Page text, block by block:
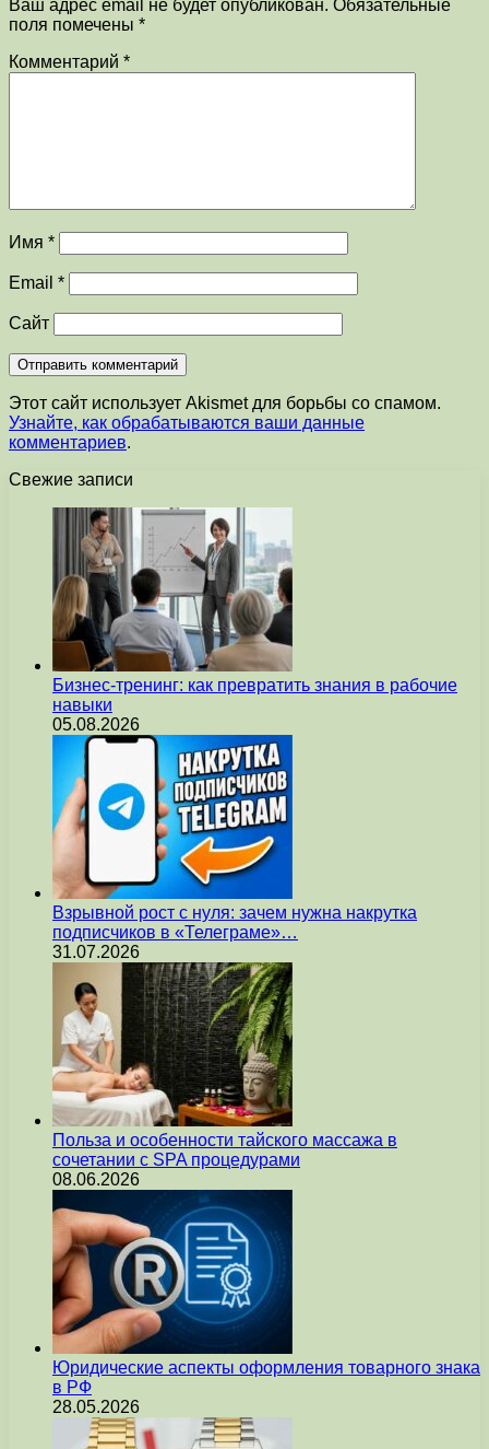
Ваш адрес email не будет опубликован. Обязательные
поля помечены *
Комментарий *
Имя *
Email *
Сайт
Этот сайт использует Akismet для борьбы со спамом.
Узнайте, как обрабатываются ваши данные
комментариев.
Свежие записи
Бизнес-тренинг: как превратить знания в рабочие
навыки
05.08.2026
Взрывной рост с нуля: зачем нужна накрутка
подписчиков в «Телеграме»…
31.07.2026
Польза и особенности тайского массажа в
сочетании с SPA процедурами
08.06.2026
Юридические аспекты оформления товарного знака
в РФ
28.05.2026